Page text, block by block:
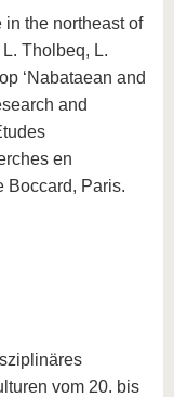
in the northeast of
Tholbeq, L.
‘Nabataean and
and
en
Boccard, Paris.
vom 20. bis